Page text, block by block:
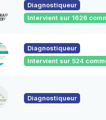
Diagnostiqueur
Intervient sur 1626
Diagnostiqueur
Intervient sur 524
Diagnostiqueur